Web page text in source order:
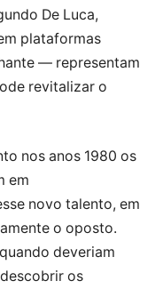
De Luca,
plataformas
— representam
revitalizar o
nos anos 1980 os
em
novo talento, em
o oposto.
deveriam
os